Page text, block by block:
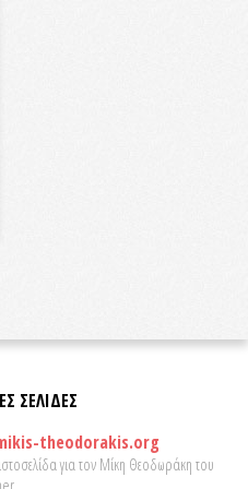
ΣΕΛΙΔΕΣ
theodorakis.org
για τον Μίκη Θεοδωράκη του